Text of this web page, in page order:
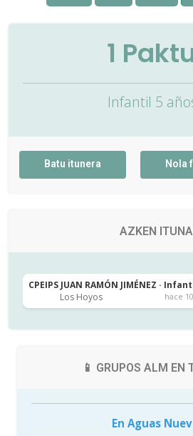
1
Infantil 5
Batu itunera Nola
AZKEN
CPEIPS JUAN RAMÓN JIMÉNEZ ·
Los Hoyos
hace
📱 GRUPOS ALM EN
En Aguas